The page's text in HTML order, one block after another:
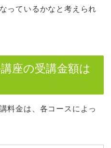
っているかなと考えられ
座の受講金額は
料金は、各コースによっ